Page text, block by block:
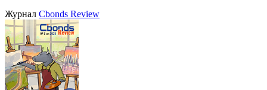
Журнал Cbonds Review